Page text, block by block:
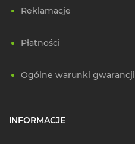
Reklamacje
Płatności
Ogólne warunki gwarancji
INFORMACJE